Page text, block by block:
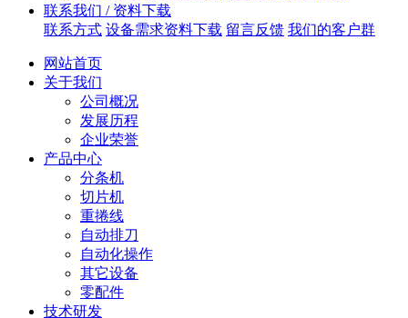
联系我们 / 资料下载
联系方式 设备需求资料下载 留言反馈 我们的客户群
网站首页
关于我们
公司概况
发展历程
企业荣誉
产品中心
分条机
切片机
重捲线
自动排刀
自动化操作
其它设备
零配件
技术研发